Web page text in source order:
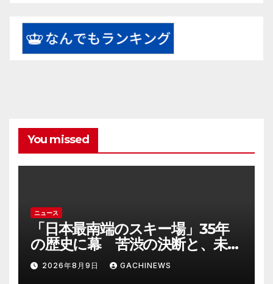
You missed
ニュース
「日本最南端のスキー場」35年
の歴史に幕 苦渋の決断と、未来
への一歩(FNNプライムオンライ
ン)
2026年8月9日 GACHINEWS